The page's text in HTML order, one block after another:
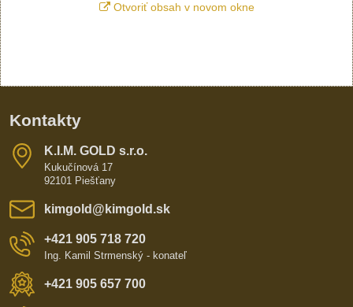
Otvoriť obsah v novom okne
Kontakty
K​​.I​​.M​​. GOLD s​​.r​​.o​​.
Kukučínová 17
92101 Piešťany
kimgold​@kimgold​.sk
+421 905 718 720
Ing. Kamil Strmenský - konateľ
+421 905 657 700